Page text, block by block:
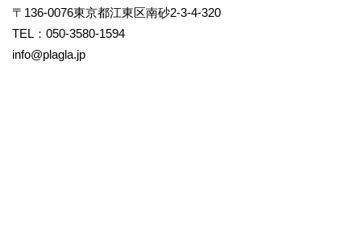
〒136-0076東京都江東区南砂2-3-4-320
TEL：050-3580-1594
info@plagla.jp